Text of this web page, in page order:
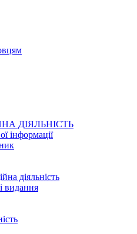
ДІЯЛЬНІСТЬ
інформації
діяльність
видання